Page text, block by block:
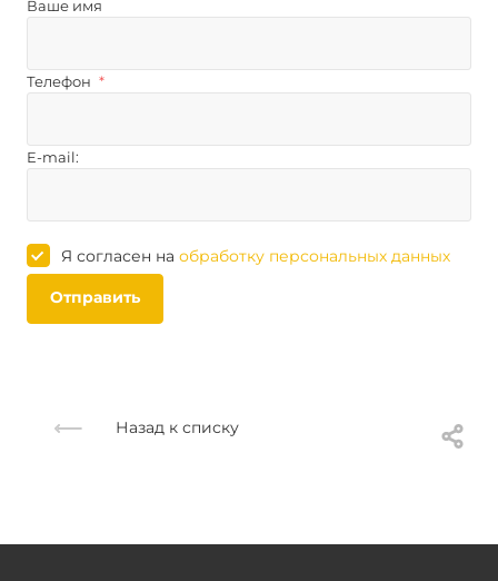
Ваше имя
Телефон *
E-mail:
Я согласен на обработку персональных данных
Отправить
Назад к списку